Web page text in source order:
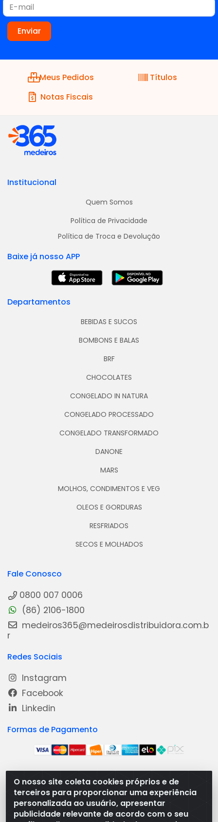
O nosso site coleta cookies próprios e de
terceiros para proporcionar uma experiência
personalizada ao usuário, apresentar
publicidade relevante de acordo com o seu
Meus Pedidos
Títulos
Notas Fiscais
Institucional
Quem Somos
Política de Privacidade
Política de Troca e Devolução
Baixe já nosso APP
Departamentos
BEBIDAS E SUCOS
BOMBONS E BALAS
BRF
CHOCOLATES
CONGELADO IN NATURA
CONGELADO PROCESSADO
CONGELADO TRANSFORMADO
DANONE
MARS
MOLHOS, CONDIMENTOS E VEG
OLEOS E GORDURAS
RESFRIADOS
SECOS E MOLHADOS
Fale Conosco
0800 007 0006
(86) 2106-1800
medeiros365@medeirosdistribuidora.com.b
r
Redes Sociais
Instagram
Facebook
Linkedin
Formas de Pagamento
Medeiros Distribuidora - Rua Dias Carneiro, 1977 -
Ramal, Bacabal/MA - CEP 65.700-000 - CNPJ
08.474.030/0001-41